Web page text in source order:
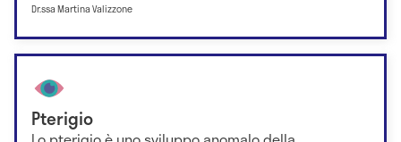
Dr.ssa Martina Valizzone
Pterigio